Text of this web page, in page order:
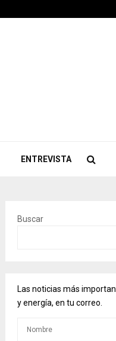
ENTREVISTA
Buscar
Las noticias más
y energía, en tu correo.